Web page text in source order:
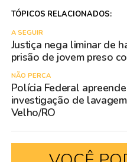
TÓPICOS RELACIONADOS:
A SEGUIR
Justiça nega liminar de
prisão de jovem preso
NÃO PERCA
Polícia Federal
investigação de
Velho/RO